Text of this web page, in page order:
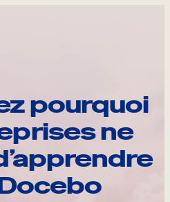
pourquoi
ne